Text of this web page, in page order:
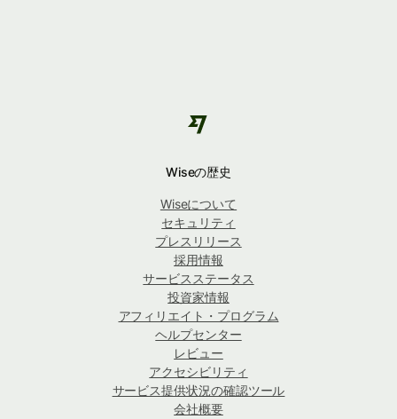
Wiseの歴史
Wiseについて
セキュリティ
プレスリリース
採用情報
サービスステータス
投資家情報
アフィリエイト・プログラム
ヘルプセンター
レビュー
アクセシビリティ
サービス提供状況の確認ツール
会社概要